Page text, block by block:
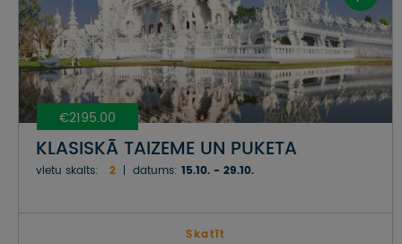
€2195.00
KLASISKĀ TAIZEME UN PUKETA
vietu skaits: 2 datums: 15.10. - 29.10.
Skatīt